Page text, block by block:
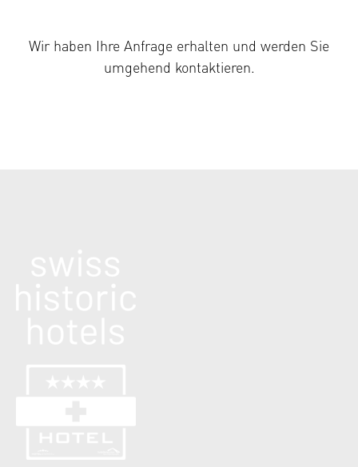
Wir haben Ihre Anfrage erhalten und werden Sie
umgehend kontaktieren.